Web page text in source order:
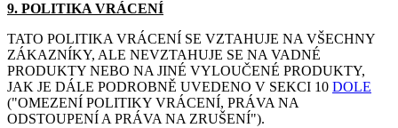
9. POLITIKA VRÁCENÍ
TATO POLITIKA VRÁCENÍ SE VZTAHUJE NA VŠECHNY
ZÁKAZNÍKY, ALE NEVZTAHUJE SE NA VADNÉ
PRODUKTY NEBO NA JINÉ VYLOUČENÉ PRODUKTY,
JAK JE DÁLE PODROBNĚ UVEDENO V SEKCI ‎10 DOLE
("OMEZENÍ POLITIKY VRÁCENÍ, PRÁVA NA
ODSTOUPENÍ A PRÁVA NA ZRUŠENÍ").